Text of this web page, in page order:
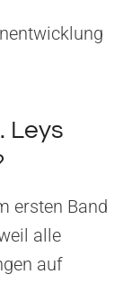
Leys
ersten Band
alle
auf